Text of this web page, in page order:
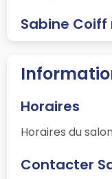
Sabine
Horaires
Horaires du
Contacter